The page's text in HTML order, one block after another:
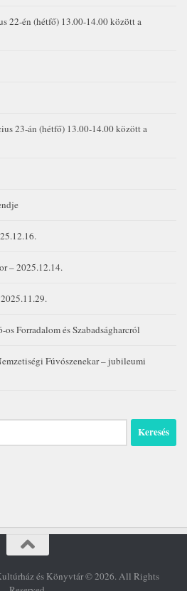
22-én (hétfő) 13.00-14.00 között a
23-án (hétfő) 13.00-14.00 között a
– 2025.12.14.
Forradalom és Szabadságharcról
Fúvószenekar – jubileumi
és Könyvtár © 2026. All Rights